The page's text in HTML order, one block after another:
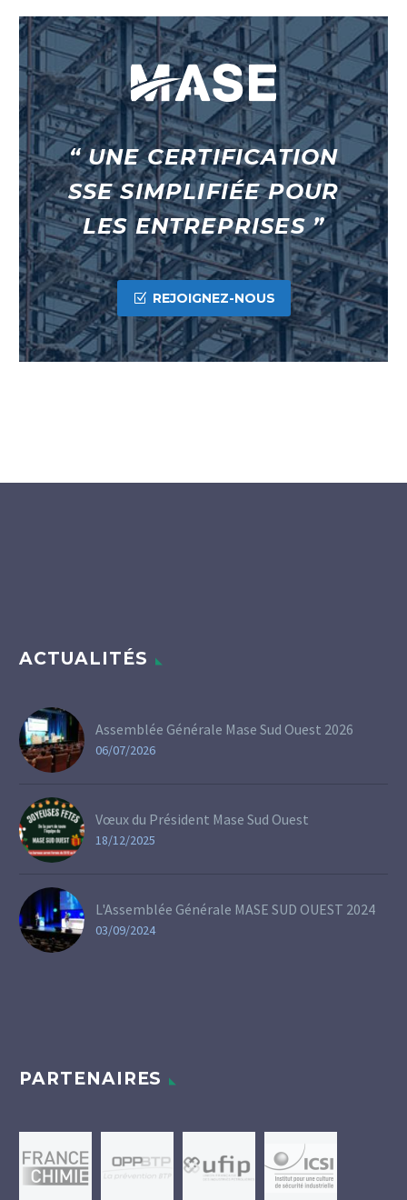
“ UNE CERTIFICATION
SSE SIMPLIFIÉE POUR
LES ENTREPRISES ”
Z REJOIGNEZ-NOUS
ACTUALITÉS
Assemblée Générale Mase Sud Ouest 2026
06/07/2026
Vœux du Président Mase Sud Ouest
18/12/2025
L'Assemblée Générale MASE SUD OUEST 2024
03/09/2024
PARTENAIRES